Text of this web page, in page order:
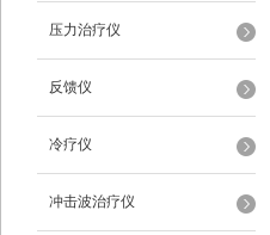
压力治疗仪
反馈仪
冷疗仪
冲击波治疗仪